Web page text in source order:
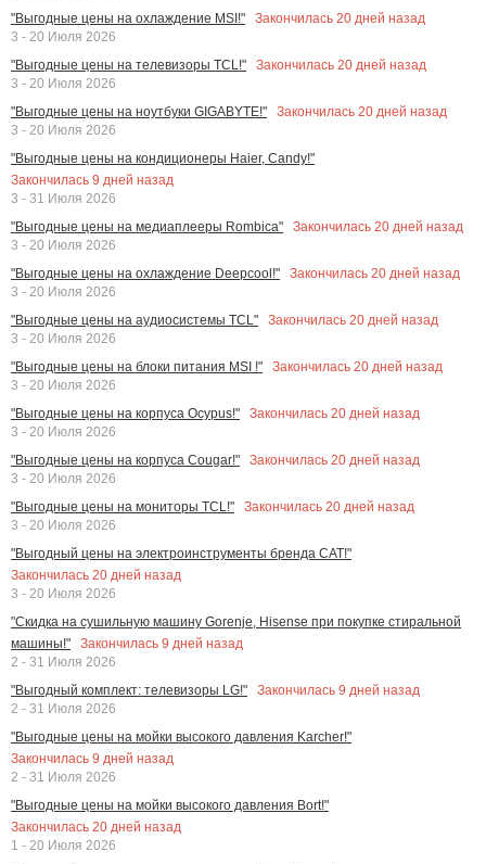
"Выгодные цены на охлаждение MSI!"
Закончилась 20 дней назад
3 - 20 Июля 2026
"Выгодные цены на телевизоры TCL!"
Закончилась 20 дней назад
3 - 20 Июля 2026
"Выгодные цены на ноутбуки GIGABYTE!"
Закончилась 20 дней назад
3 - 20 Июля 2026
"Выгодные цены на кондиционеры Haier, Candy!"
Закончилась 9 дней назад
3 - 31 Июля 2026
"Выгодные цены на медиаплееры Rombica"
Закончилась 20 дней назад
3 - 20 Июля 2026
"Выгодные цены на охлаждение Deepcool!"
Закончилась 20 дней назад
3 - 20 Июля 2026
"Выгодные цены на аудиосистемы TCL"
Закончилась 20 дней назад
3 - 20 Июля 2026
"Выгодные цены на блоки питания MSI !"
Закончилась 20 дней назад
3 - 20 Июля 2026
"Выгодные цены на корпуса Ocypus!"
Закончилась 20 дней назад
3 - 20 Июля 2026
"Выгодные цены на корпуса Cougar!"
Закончилась 20 дней назад
3 - 20 Июля 2026
"Выгодные цены на мониторы TCL!"
Закончилась 20 дней назад
3 - 20 Июля 2026
"Выгодный цены на электроинструменты бренда CAT!"
Закончилась 20 дней назад
3 - 20 Июля 2026
"Скидка на сушильную машину Gorenje, Hisense при покупке стиральной
машины!"
Закончилась 9 дней назад
2 - 31 Июля 2026
"Выгодный комплект: телевизоры LG!"
Закончилась 9 дней назад
2 - 31 Июля 2026
"Выгодные цены на мойки высокого давления Karcher!"
Закончилась 9 дней назад
2 - 31 Июля 2026
"Выгодные цены на мойки высокого давления Bort!"
Закончилась 20 дней назад
1 - 20 Июля 2026